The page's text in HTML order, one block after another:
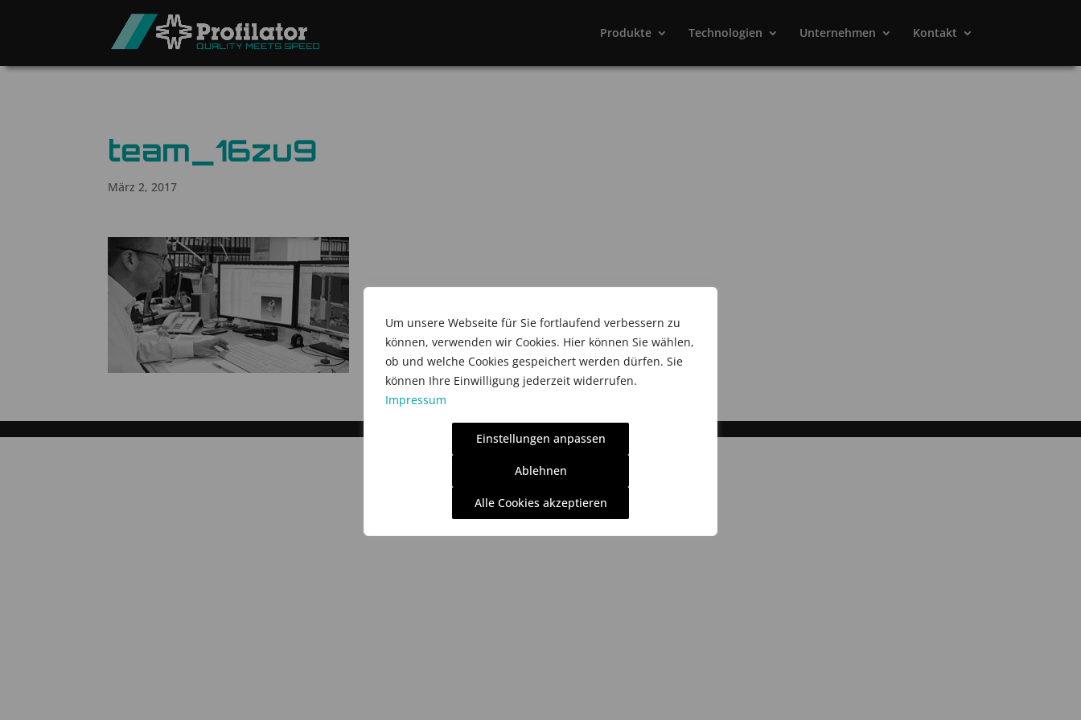
Um unsere Webseite für Sie fortlaufend verbessern zu
können, verwenden wir Cookies. Hier können Sie wählen,
ob und welche Cookies gespeichert werden dürfen. Sie
können Ihre Einwilligung jederzeit widerrufen.
Impressum
Einstellungen anpassen
Ablehnen
Alle Cookies akzeptieren
Produkte Technologien Unternehmen Kontakt
team_16zu9
März 2, 2017